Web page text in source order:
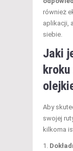
również
aplikacji,
siebie.
Jaki
Aby
swojej
kilkoma